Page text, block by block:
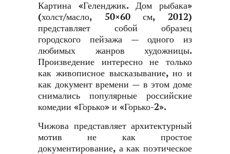
Картина «Геленджик. Дом рыбака»
(холст/масло, 50×60 см, 2012)
представляет собой образец
городского пейзажа — одного из
любимых жанров художницы.
Произведение интересно не только
как живописное высказывание, но и
как документ времени — в этом доме
снимались популярные российские
комедии «Горько» и «Горько-2».
Чижова представляет архитектурный
мотив не как простое
документирование, а как поэтическое